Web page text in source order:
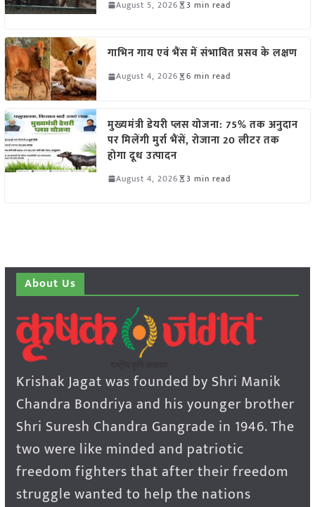
August 5, 2026 3 min read
गाभिन गाय एवं भैंस में संभावित प्रसव के लक्षण
August 4, 2026 6 min read
मुख्यमंत्री डेयरी प्लस योजना: 75% तक अनुदान
पर मिलेंगी मुर्रा भैंसें, रोजाना 20 लीटर तक
होगा दूध उत्पादन
August 4, 2026 3 min read
About Us
Krishak Jagat was founded by Shri Manik
Chandra Bondriya and his younger brother
Shri Suresh Chandra Gangrade in 1946. The
two were like minded and patriotic
freedom fighters that after their freedom
struggle wanted to help the nations